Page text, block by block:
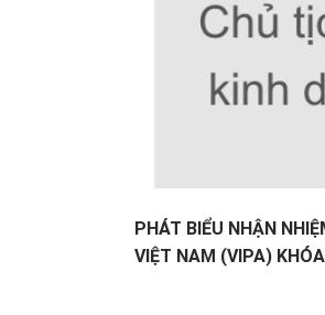
PHÁT BIỂU NHẬN
VIỆT NAM (VIPA) KHÓA